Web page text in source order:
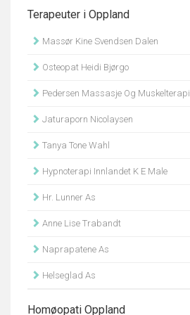
Terapeuter i Oppland
Massør Kine Svendsen Dalen
Osteopat Heidi Bjørgo
Pedersen Massasje Og Muskelterapi
Jaturaporn Nicolaysen
Tanya Tone Wahl
Hypnoterapi Innlandet K E Male
Hr. Lunner As
Anne Lise Trabandt
Naprapatene As
Helseglad As
Homøopati Oppland